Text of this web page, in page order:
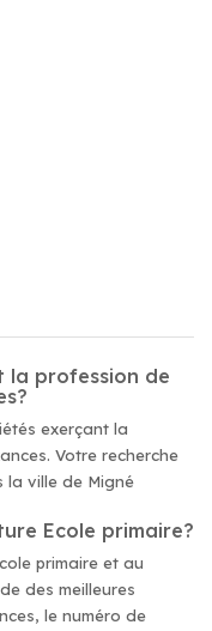
la profession de
exerçant la
Votre recherche
la ville de Migné
Ecole primaire?
primaire et au
des meilleures
le numéro de